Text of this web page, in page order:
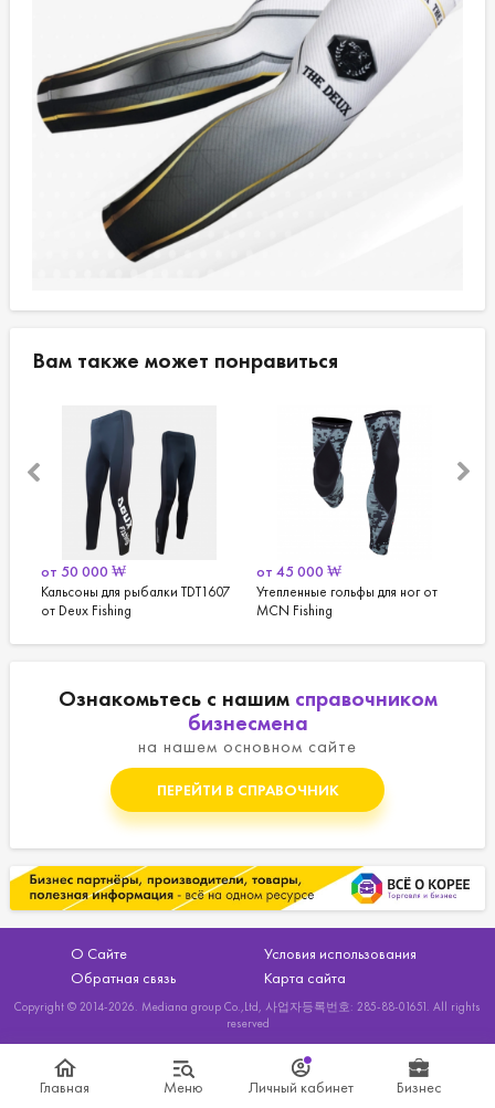
Главная Меню Личный кабинет Бизнес
Вам также может понравиться
от 50 000 ₩
Кальсоны для рыбалки TDT1607
от Deux Fishing
от 45 000 ₩
Утепленные гольфы для ног от
MCN Fishing
Ознакомьтесь с нашим справочником
бизнесмена
на нашем основном сайте
ПЕРЕЙТИ В СПРАВОЧНИК
О Сайте
Условия использования
Обратная связь
Карта сайта
Copyright © 2014-2026. Mediana group Co.,Ltd, 사업자등록번호: 285-88-01651. All rights
reserved